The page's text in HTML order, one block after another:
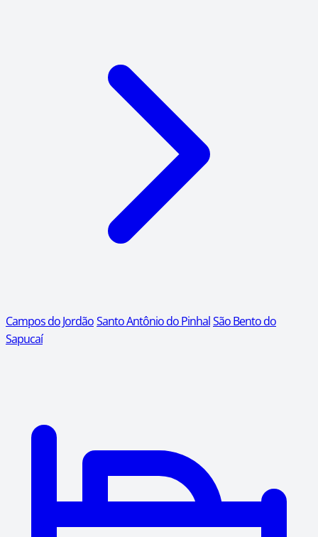
Campos do JordãoSanto Antônio do PinhalSão Bento do
Sapucaí